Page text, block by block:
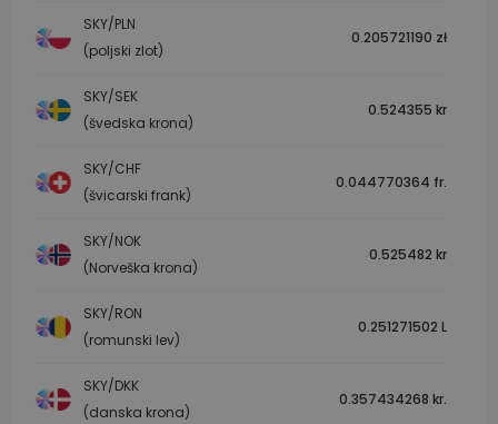
SKY/PLN
(poljski zlot)
0.205721190 zł
SKY/SEK
(švedska krona)
0.524355 kr
SKY/CHF
(švicarski frank)
0.044770364 fr.
SKY/NOK
(Norveška krona)
0.525482 kr
SKY/RON
(romunski lev)
0.251271502 L
SKY/DKK
(danska krona)
0.357434268 kr.